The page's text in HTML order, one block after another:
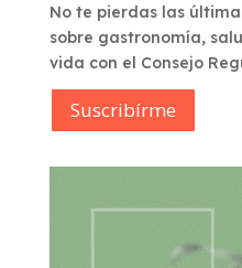
No te pierdas las
sobre gastronomía,
vida con el Consejo
Suscribírme